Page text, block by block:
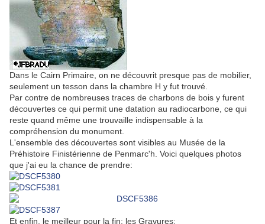
Dans le Cairn Primaire, on ne découvrit presque pas de mobilier,
seulement un tesson dans la chambre H y fut trouvé.
Par contre de nombreuses traces de charbons de bois y furent
découvertes ce qui permit une datation au radiocarbone, ce qui
reste quand même une trouvaille indispensable à la
compréhension du monument.
L'ensemble des découvertes sont visibles au Musée de la
Préhistoire Finistérienne de Penmarc'h. Voici quelques photos
que j'ai eu la chance de prendre:
Et enfin, le meilleur pour la fin: les Gravures: